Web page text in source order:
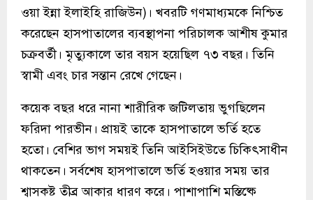
ওয়া ইন্না ইলাইহি রাজিউন)। খবরটি গণমাধ্যমকে নিশ্চিত
করেছেন হাসপাতালের ব্যবস্থাপনা পরিচালক আশীষ কুমার
চক্রবর্তী। মৃত্যুকালে তার বয়স হয়েছিল ৭৩ বছর। তিনি
স্বামী এবং চার সন্তান রেখে গেছেন।
কয়েক বছর ধরে নানা শারীরিক জটিলতায় ভুগছিলেন
ফরিদা পারভীন। প্রায়ই তাকে হাসপাতালে ভর্তি হতে
হতো। বেশির ভাগ সময়ই তিনি আইসিইউতে চিকিৎসাধীন
থাকতেন। সর্বশেষ হাসপাতালে ভর্তি হওয়ার সময় তার
শ্বাসকষ্ট তীব্র আকার ধারণ করে। পাশাপাশি মস্তিষ্কে